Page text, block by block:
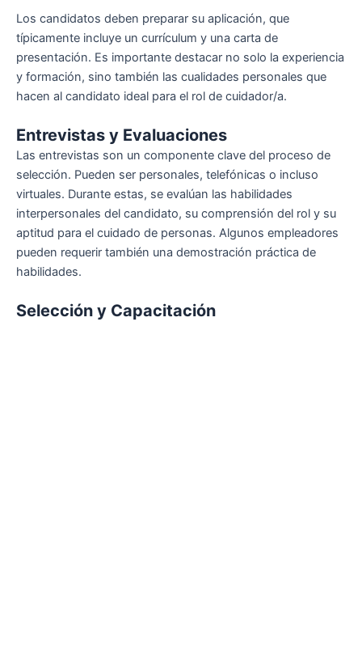
Los candidatos deben preparar su aplicación, que
típicamente incluye un currículum y una carta de
presentación. Es importante destacar no solo la experiencia
y formación, sino también las cualidades personales que
hacen al candidato ideal para el rol de cuidador/a.
Entrevistas y Evaluaciones
Las entrevistas son un componente clave del proceso de
selección. Pueden ser personales, telefónicas o incluso
virtuales. Durante estas, se evalúan las habilidades
interpersonales del candidato, su comprensión del rol y su
aptitud para el cuidado de personas. Algunos empleadores
pueden requerir también una demostración práctica de
habilidades.
Selección y Capacitación